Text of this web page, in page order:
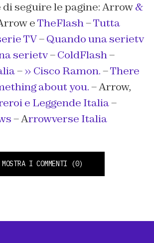
seguire le pagine: Arrow&
eTheFlash–Tutta
TV–Quando una serietv
serietv–ColdFlash–
–» Cisco Ramon.–There
about you.– Arrow,
e Leggende Italia–
– Arrowverse Italia
MOSTRA I COMMENTI (0)